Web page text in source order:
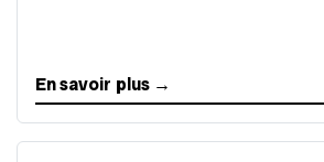
En savoir plus →